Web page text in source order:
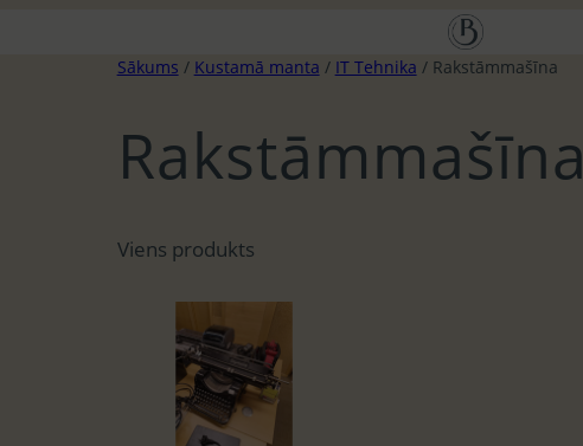
Sākums / Kustamā manta / IT Tehnika / Rakstāmmašīna
Rakstāmmašīna
Viens produkts